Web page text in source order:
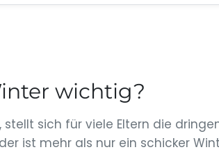
wichtig?
sich für viele Eltern die
ist mehr als nur ein schicker